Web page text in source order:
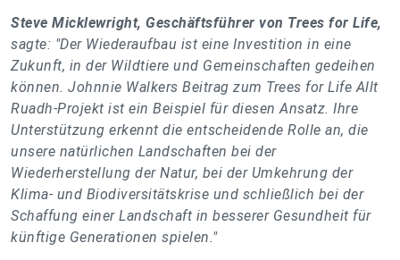
Steve Micklewright, Geschäftsführer von Trees for Life,
sagte: "Der Wiederaufbau ist eine Investition in eine
Zukunft, in der Wildtiere und Gemeinschaften gedeihen
können. Johnnie Walkers Beitrag zum Trees for Life Allt
Ruadh-Projekt ist ein Beispiel für diesen Ansatz. Ihre
Unterstützung erkennt die entscheidende Rolle an, die
unsere natürlichen Landschaften bei der
Wiederherstellung der Natur, bei der Umkehrung der
Klima- und Biodiversitätskrise und schließlich bei der
Schaffung einer Landschaft in besserer Gesundheit für
künftige Generationen spielen."